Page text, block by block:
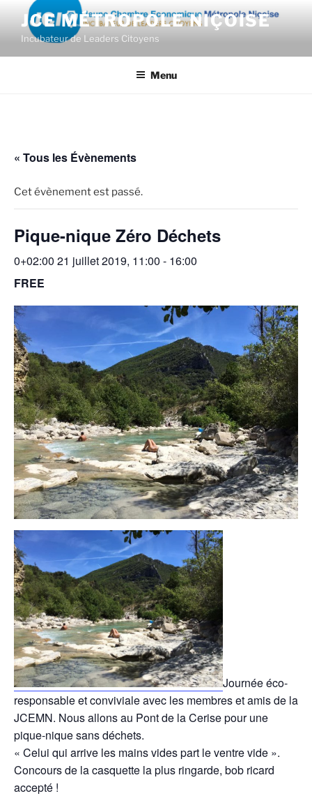
contenu
principal
JCE MÉTROPOLE NIÇOISE
Incubateur de Leaders Citoyens
Menu
« Tous les Évènements
Cet évènement est passé.
Pique-nique Zéro Déchets
0+02:00 21 juillet 2019, 11:00 - 16:00
FREE
Journée éco-
responsable et conviviale avec les membres et amis de la
JCEMN. Nous allons au Pont de la Cerise pour une
pique-nique sans déchets.
« Celui qui arrive les mains vides part le ventre vide ».
Concours de la casquette la plus ringarde, bob ricard
accepté !